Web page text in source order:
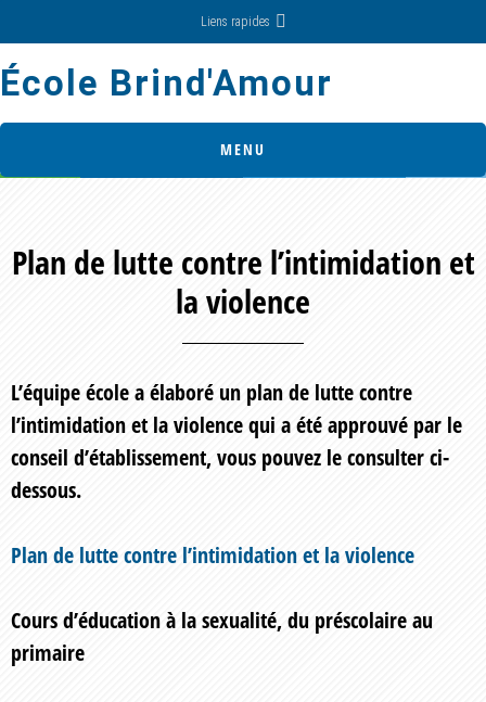
to
main
to
footer
Liens rapides
École Brind'Amour
MENU
Plan de lutte contre l’intimidation et
la violence
L’équipe école a élaboré un plan de lutte contre
l’intimidation et la violence qui a été approuvé par le
conseil d’établissement, vous pouvez le consulter ci-
dessous.
Plan de lutte contre l’intimidation et la violence
Cours d’éducation à la sexualité, du préscolaire au
primaire